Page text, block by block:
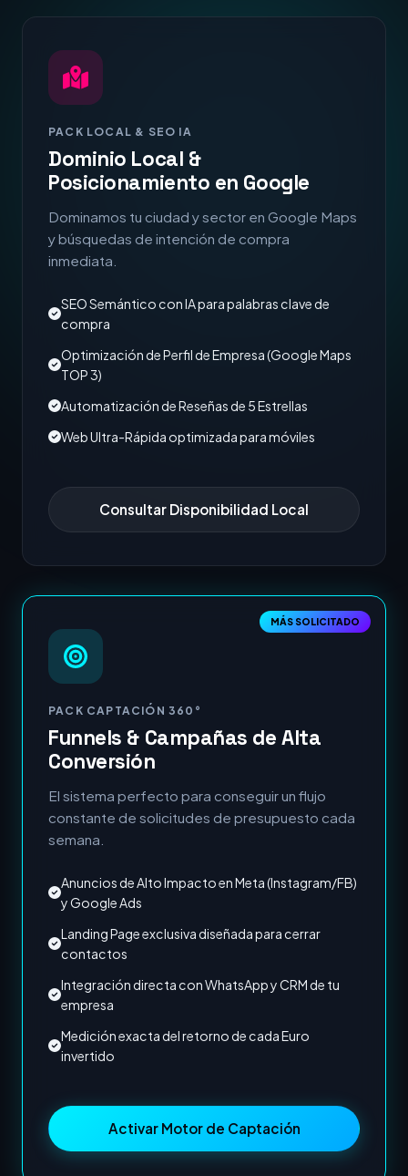
PACK LOCAL & SEO IA
Dominio Local &
Posicionamiento en Google
Dominamos tu ciudad y sector en Google Maps
y búsquedas de intención de compra
inmediata.
SEO Semántico con IA para palabras clave de
compra
Optimización de Perfil de Empresa (Google Maps
TOP 3)
Automatización de Reseñas de 5 Estrellas
Web Ultra-Rápida optimizada para móviles
Consultar Disponibilidad Local
MÁS SOLICITADO
PACK CAPTACIÓN 360°
Funnels & Campañas de Alta
Conversión
El sistema perfecto para conseguir un flujo
constante de solicitudes de presupuesto cada
semana.
Anuncios de Alto Impacto en Meta (Instagram/FB)
y Google Ads
Landing Page exclusiva diseñada para cerrar
contactos
Integración directa con WhatsApp y CRM de tu
empresa
Medición exacta del retorno de cada Euro
invertido
Activar Motor de Captación